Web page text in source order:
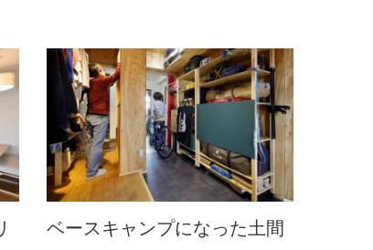
ベースキャンプになった土間